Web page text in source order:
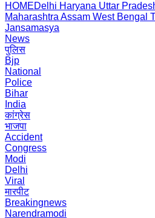
HOMEDelhi Haryana Uttar
Maharashtra Assam West Bengal
Jansamasya
News
पुलिस
Bjp
National
Police
Bihar
India
कांग्रेस
भाजपा
Accident
Congress
Modi
Delhi
Viral
मारपीट
Breakingnews
Narendramodi